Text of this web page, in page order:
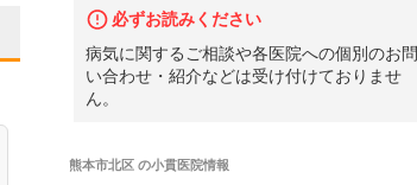
必ずお読みください
病気に関するご相談や各医院への個別のお問
い合わせ・紹介などは受け付けておりませ
ん。
熊本市北区の小貫医院情報